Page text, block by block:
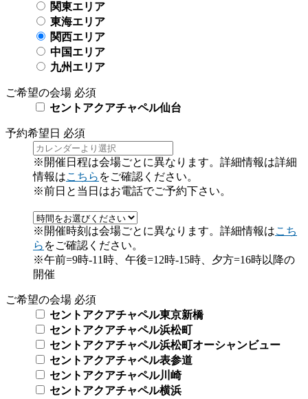
関東エリア
東海エリア
関西エリア
中国エリア
九州エリア
ご希望の会場 必須
セントアクアチャペル仙台
予約希望日 必須
※開催日程は会場ごとに異なります。詳細情報は詳細
情報はこちら をご確認ください。
※前日と当日はお電話でご予約下さい。
※開催時刻は会場ごとに異なります。詳細情報はこち
ら をご確認ください。
※午前=9時-11時、午後=12時-15時、夕方=16時以降の
開催
ご希望の会場 必須
セントアクアチャペル東京新橋
セントアクアチャペル浜松町
セントアクアチャペル浜松町オーシャンビュー
セントアクアチャペル表参道
セントアクアチャペル川崎
セントアクアチャペル横浜